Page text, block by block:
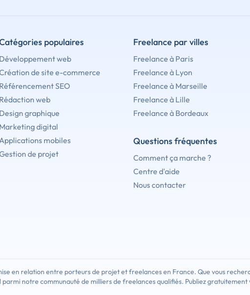
populaires
Développement web
de site e-commerce
Référencement SEO
Rédaction web
Design graphique
Marketing digital
mobiles
de projet
Freelance par villes
Freelance à Paris
Freelance à Lyon
Freelance à Marseille
Freelance à Lille
Freelance à Bordeaux
Questions fréquentes
Comment ça marche ?
Centre d'aide
Nous contacter
en relation entre porteurs de projet et freelances en France. Que vous
notre communauté de milliers de freelances qualifiés. Publiez